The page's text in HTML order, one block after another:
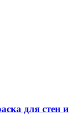
для стен и